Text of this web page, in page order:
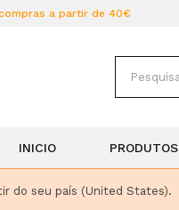
a partir de 40€
INICIO PRODUTOS
do seu país (United States).